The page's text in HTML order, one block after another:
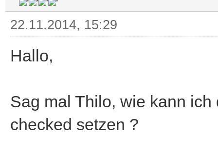
22.11.2014, 15:29
Hallo,
Sag mal Thilo, wie kann
checked setzen ?